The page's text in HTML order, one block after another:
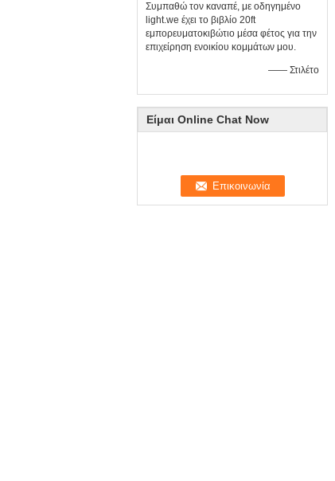
Συμπαθώ τον καναπέ, με οδηγημένο
light.we έχει το βιβλίο 20ft
εμπορευματοκιβώτιο μέσα φέτος για την
επιχείρηση ενοικίου κομμάτων μου.
—— Στιλέτο
Είμαι Online Chat Now